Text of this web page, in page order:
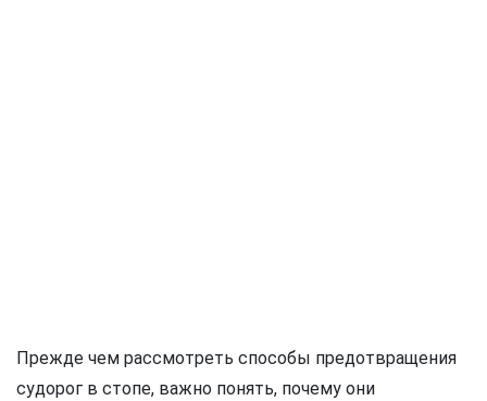
Прежде чем рассмотреть способы предотвращения
судорог в стопе, важно понять, почему они